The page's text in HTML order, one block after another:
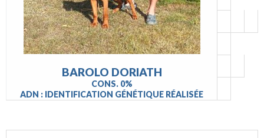
BAROLO DORIATH
CONS. 0%
ADN : IDENTIFICATION GÉNÉTIQUE RÉALISÉE